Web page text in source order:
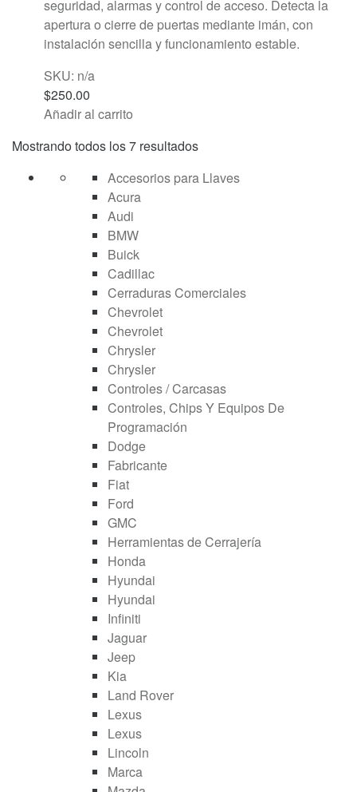
seguridad, alarmas y control de acceso. Detecta la
apertura o cierre de puertas mediante imán, con
instalación sencilla y funcionamiento estable.
SKU: n/a
$250.00
Añadir al carrito
Mostrando todos los 7 resultados
Accesorios para Llaves
Acura
Audi
BMW
Buick
Cadillac
Cerraduras Comerciales
Chevrolet
Chevrolet
Chrysler
Chrysler
Controles / Carcasas
Controles, Chips Y Equipos De
Programación
Dodge
Fabricante
Fiat
Ford
GMC
Herramientas de Cerrajería
Honda
Hyundai
Hyundai
Infiniti
Jaguar
Jeep
Kia
Land Rover
Lexus
Lexus
Lincoln
Marca